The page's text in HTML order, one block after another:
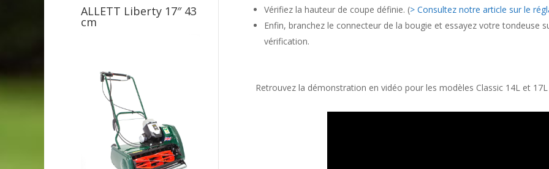
ALLETT Liberty 17″ 43
cm
Vérifiez la hauteur de coupe définie. (> Consultez notre article sur le
Enfin, branchez le connecteur de la bougie et essayez votre tondeuse
vérification.
Retrouvez la démonstration en vidéo pour les modèles Classic 14L et 17L